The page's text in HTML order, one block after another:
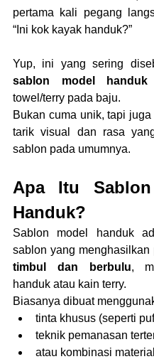
pertama kali pegang
“Ini kok kayak handuk?”
sablon model handuk
towel/terry pada baju.
Bukan cuma unik, tapi
tarik visual dan rasa
sablon pada umumnya.
Apa Itu
Handuk?
Sablon model handuk
sablon yang menghasilkan
timbul dan berbulu,
handuk atau kain terry.
Biasanya dibuat
tinta khusus (seperti
teknik pemanasan
atau kombinasi